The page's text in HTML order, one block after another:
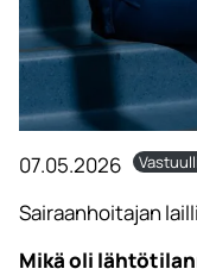
07.05.2026
Sairaanhoitajan
Mikä oli